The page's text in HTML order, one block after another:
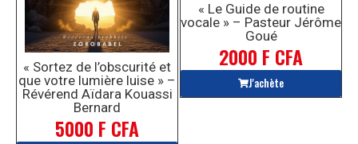
« Sortez de l’obscurité et
que votre lumière luise » –
Révérend Aïdara Kouassi
Bernard
5000 F CFA
« Le Guide de routine
vocale » – Pasteur Jérôme
Goué
2000 F CFA
J'achète